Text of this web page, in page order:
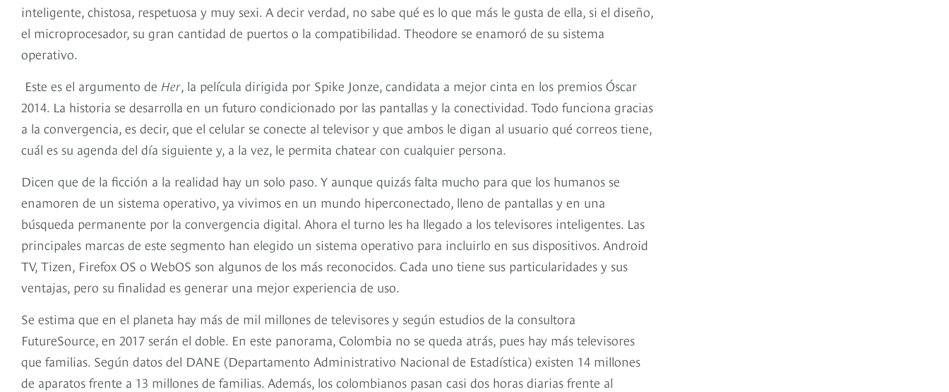
inteligente, chistosa, respetuosa y muy sexi. A decir verdad, no sabe qué es lo que más le gusta de ella, si el diseño,
el microprocesador, su gran cantidad de puertos o la compatibilidad. Theodore se enamoró de su sistema
operativo.
Este es el argumento de Her, la película dirigida por Spike Jonze, candidata a mejor cinta en los premios Óscar
2014. La historia se desarrolla en un futuro condicionado por las pantallas y la conectividad. Todo funciona gracias
a la convergencia, es decir, que el celular se conecte al televisor y que ambos le digan al usuario qué correos tiene,
cuál es su agenda del día siguiente y, a la vez, le permita chatear con cualquier persona.
Dicen que de la ficción a la realidad hay un solo paso. Y aunque quizás falta mucho para que los humanos se
enamoren de un sistema operativo, ya vivimos en un mundo hiperconectado, lleno de pantallas y en una
búsqueda permanente por la convergencia digital. Ahora el turno les ha llegado a los televisores inteligentes. Las
principales marcas de este segmento han elegido un sistema operativo para incluirlo en sus dispositivos. Android
TV, Tizen, Firefox OS o WebOS son algunos de los más reconocidos. Cada uno tiene sus particularidades y sus
ventajas, pero su finalidad es generar una mejor experiencia de uso.
Se estima que en el planeta hay más de mil millones de televisores y según estudios de la consultora
FutureSource, en 2017 serán el doble. En este panorama, Colombia no se queda atrás, pues hay más televisores
que familias. Según datos del DANE (Departamento Administrativo Nacional de Estadística) existen 14 millones
de aparatos frente a 13 millones de familias. Además, los colombianos pasan casi dos horas diarias frente al